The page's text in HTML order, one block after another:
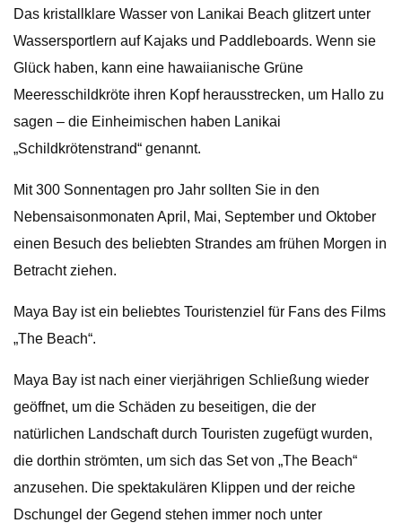
Das kristallklare Wasser von Lanikai Beach glitzert unter
Wassersportlern auf Kajaks und Paddleboards. Wenn sie
Glück haben, kann eine hawaiianische Grüne
Meeresschildkröte ihren Kopf herausstrecken, um Hallo zu
sagen – die Einheimischen haben Lanikai
„Schildkrötenstrand“ genannt.
Mit 300 Sonnentagen pro Jahr sollten Sie in den
Nebensaisonmonaten April, Mai, September und Oktober
einen Besuch des beliebten Strandes am frühen Morgen in
Betracht ziehen.
Maya Bay ist ein beliebtes Touristenziel für Fans des Films
„The Beach“.
Maya Bay ist nach einer vierjährigen Schließung wieder
geöffnet, um die Schäden zu beseitigen, die der
natürlichen Landschaft durch Touristen zugefügt wurden,
die dorthin strömten, um sich das Set von „The Beach“
anzusehen. Die spektakulären Klippen und der reiche
Dschungel der Gegend stehen immer noch unter